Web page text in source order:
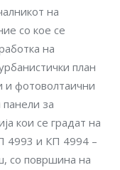
на
со кое се
на
план
и фотоволтаични
за
кои се градат на
4993 и КП 4994 –
со површина на